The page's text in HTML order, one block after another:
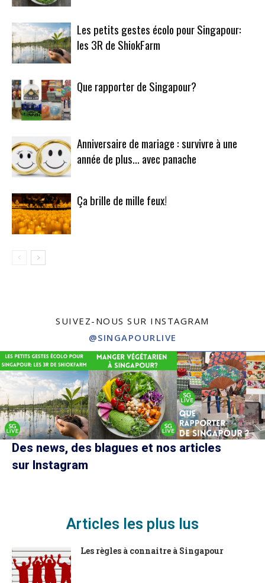
Les petits gestes écolo pour Singapour:
les 3R de ShiokFarm
Que rapporter de Singapour?
Anniversaire de mariage : survivre à une
année de plus… avec panache
Ça brille de mille feux!
SUIVEZ-NOUS SUR INSTAGRAM
@SINGAPOURLIVE
Des news, des blagues et nos articles
sur Instagram
Articles les plus lus
Les règles à connaitre à Singapour